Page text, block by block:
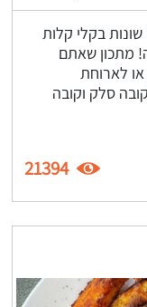
שיטות עיטוף שונות בקלי קלות
מתכון שאתם
לארוחת
סלק וקובה
21394